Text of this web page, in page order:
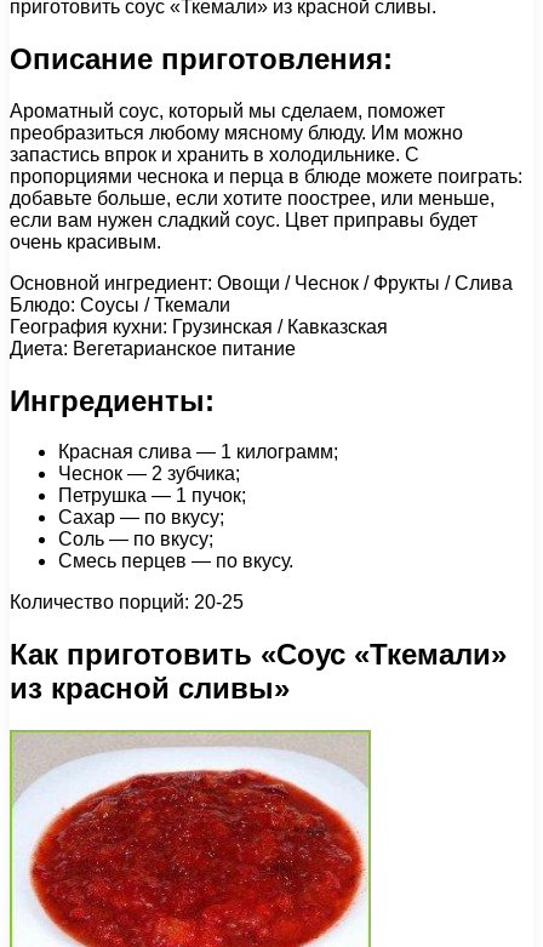
приготовить соус «Ткемали» из красной сливы.
Описание приготовления:
Ароматный соус, который мы сделаем, поможет
преобразиться любому мясному блюду. Им можно
запастись впрок и хранить в холодильнике. С
пропорциями чеснока и перца в блюде можете поиграть:
добавьте больше, если хотите поострее, или меньше,
если вам нужен сладкий соус. Цвет приправы будет
очень красивым.
Основной ингредиент: Овощи / Чеснок / Фрукты / Слива
Блюдо: Соусы / Ткемали
География кухни: Грузинская / Кавказская
Диета: Вегетарианское питание
Ингредиенты:
Красная слива — 1 килограмм;
Чеснок — 2 зубчика;
Петрушка — 1 пучок;
Сахар — по вкусу;
Соль — по вкусу;
Смесь перцев — по вкусу.
Количество порций: 20-25
Как приготовить «Соус «Ткемали»
из красной сливы»